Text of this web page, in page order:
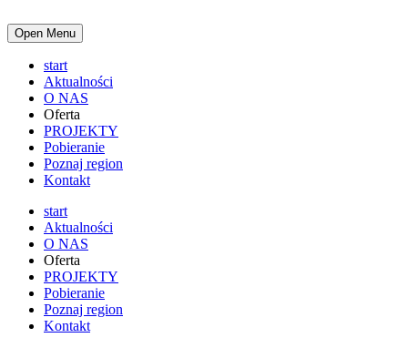
Open Menu
start
Aktualności
O NAS
Oferta
PROJEKTY
Pobieranie
Poznaj region
Kontakt
start
Aktualności
O NAS
Oferta
PROJEKTY
Pobieranie
Poznaj region
Kontakt